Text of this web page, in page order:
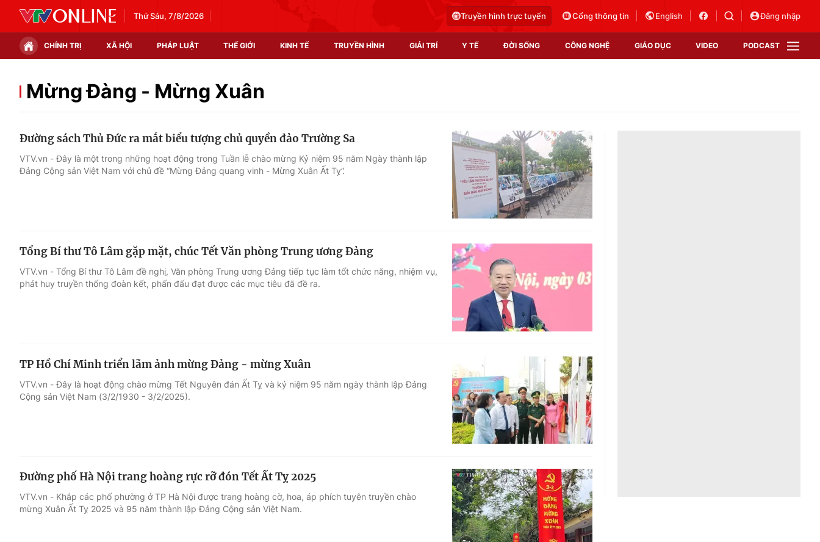
Thứ Sáu, 7/8/2026 Truyền hình trực tuyến Cổng thông tin English Đăng nhập
CHÍNH TRỊ XÃ HỘI PHÁP LUẬT THẾ GIỚI KINH TẾ TRUYỀN HÌNH GIẢI TRÍ Y TẾ ĐỜI SỐNG CÔNG NGHỆ GIÁO DỤC VIDEO PODCAST
Chính trị Xã hội
Thế giới đó đây
Thị trường
Hậu trường
Video
Shorts video
Podcast
EMagazine
Photo
Infographic
Góc ảnh
Điện ảnh
Âm nhạc
Sao
Du lịch
Làm đẹp
Chất lượng cuộc sống
Học trực tuyến
Công nghệ
Hitech Công nghệ tương lai
Sản phẩm
Thị trường
Tư vấn
VTV Sức khoẻ
Mừng Đàng - Mừng Xuân
Đường sách Thủ Đức ra mắt biểu tượng chủ quyền đảo Trường Sa
VTV.vn - Đây là một trong những hoạt động trong Tuần lễ chào mừng Kỷ niệm 95 năm Ngày thành lập
Đảng Cộng sản Việt Nam với chủ đề “Mừng Đảng quang vinh - Mừng Xuân Ất Tỵ”.
Tổng Bí thư Tô Lâm gặp mặt, chúc Tết Văn phòng Trung ương Đảng
VTV.vn - Tổng Bí thư Tô Lâm đề nghị, Văn phòng Trung ương Đảng tiếp tục làm tốt chức năng, nhiệm vụ,
phát huy truyền thống đoàn kết, phấn đấu đạt được các mục tiêu đã đề ra.
TP Hồ Chí Minh triển lãm ảnh mừng Đảng - mừng Xuân
VTV.vn - Đây là hoạt động chào mừng Tết Nguyên đán Ất Tỵ và kỷ niệm 95 năm ngày thành lập Đảng
Cộng sản Việt Nam (3/2/1930 - 3/2/2025).
Đường phố Hà Nội trang hoàng rực rỡ đón Tết Ất Tỵ 2025
VTV.vn - Khắp các phố phường ở TP Hà Nội được trang hoàng cờ, hoa, áp phích tuyên truyền chào
mừng Xuân Ất Tỵ 2025 và 95 năm thành lập Đảng Cộng sản Việt Nam.